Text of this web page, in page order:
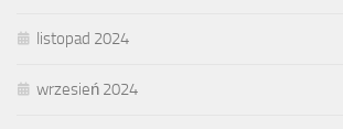
listopad 2024
wrzesień 2024